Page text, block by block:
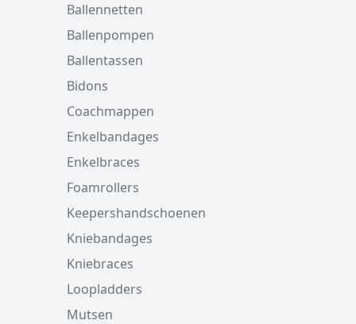
Ballennetten
Ballenpompen
Ballentassen
Bidons
Coachmappen
Enkelbandages
Enkelbraces
Foamrollers
Keepershandschoenen
Kniebandages
Kniebraces
Loopladders
Mutsen